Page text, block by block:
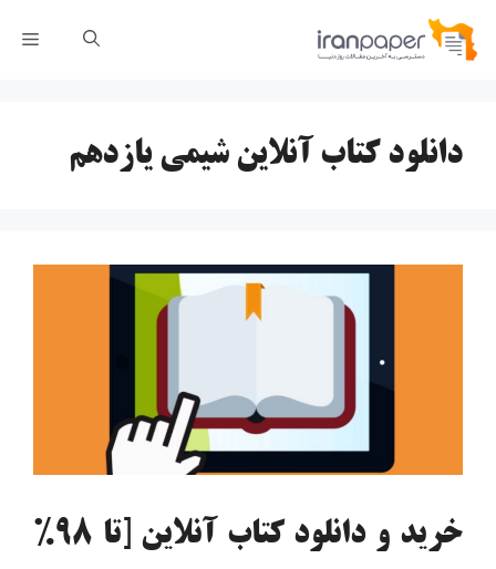
پرش
دانلود کتاب آنلاین شیمی یازدهم
خرید و دانلود کتاب آنلاین [تا 98%